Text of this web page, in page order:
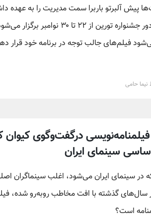
پیش آلبرتو باربرا سمت مدیریت را به
امسال چهل و دومین دور
فیلم‌های جالب توجه در برنامه خود قرار
درگفت‌وگوی کیوان‌
سینمای ایران
سینمای ایران می‌شود، ‌اغلب سینماگران
سال‌های گذشته با افت مخاطب روبه‌رو شده،
است؟